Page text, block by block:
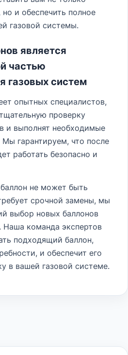
но и обеспечить полное
газовой системы.
является
частью
газовых систем
опытных специалистов,
проверку
и выполнят необходимые
гарантируем, что после
работать безопасно и
не может быть
срочной замены, мы
выбор новых баллонов
Наша команда экспертов
подходящий баллон,
и обеспечит его
в вашей газовой системе.